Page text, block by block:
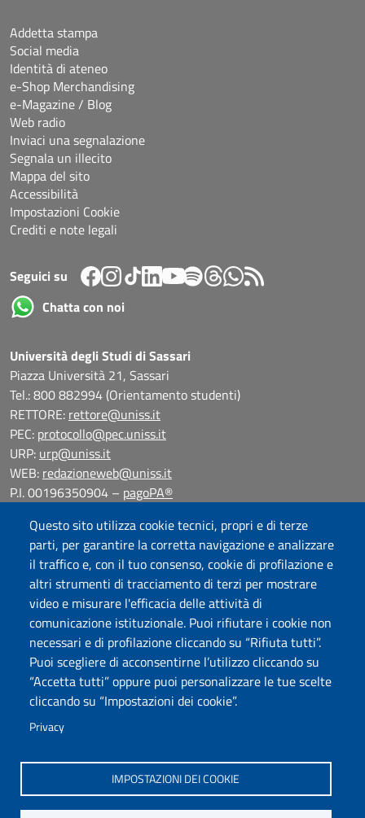
Questo sito utilizza cookie tecnici, propri e di terze
parti, per garantire la corretta navigazione e analizzare
il traffico e, con il tuo consenso, cookie di profilazione e
altri strumenti di tracciamento di terzi per mostrare
video e misurare l'efficacia delle attività di
comunicazione istituzionale. Puoi rifiutare i cookie non
necessari e di profilazione cliccando su “Rifiuta tutti”.
Puoi scegliere di acconsentirne l’utilizzo cliccando su
“Accetta tutti” oppure puoi personalizzare le tue scelte
cliccando su “Impostazioni dei cookie”.
Privacy
IMPOSTAZIONI DEI COOKIE
Università degli Studi di Sassari
Piazza Università 21, Sassari
Tel.: 800 882994 (Orientamento studenti)
RETTORE: rettore@uniss.it
PEC: protocollo@pec.uniss.it
URP: urp@uniss.it
WEB: redazioneweb@uniss.it
P.I. 00196350904 – pagoPA®
Addetta stampa
Social media
Identità di ateneo
e-Shop Merchandising
e-Magazine / Blog
Web radio
Inviaci una segnalazione
Segnala un illecito
Mappa del sito
Accessibilità
Impostazioni Cookie
Crediti e note legali
Seguici su
Chatta con noi